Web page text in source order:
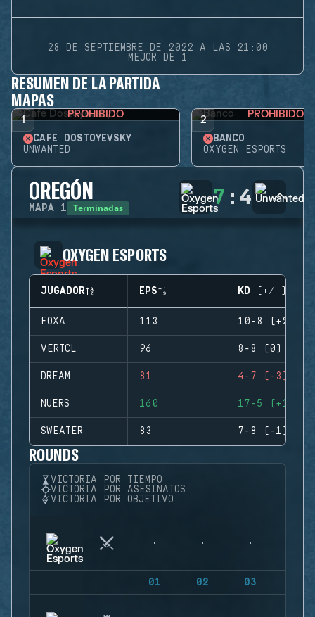
28 DE SEPTIEMBRE DE 2022 A LAS 21:00
MEJOR DE 1
RESUMEN DE LA PARTIDA
MAPAS
1 PROHIBIDO
CAFÉ DOSTOYEVSKY
UNWANTED
2 PROHIBIDO
BANCO
OXYGEN ESPORTS
OREGÓN
MAPA 1 Terminadas 7 : 4
OXYGEN ESPORTS
JUGADOR EPS KD (+/-)
FOXA 113 10-8 (+2)
VERTCL 96 8-8 (0)
DREAM 81 4-7 (-3)
NUERS 160 17-5 (+12)
SWEATER 83 7-8 (-1)
ROUNDS
VICTORIA POR TIEMPO
VICTORIA POR ASESINATOS
VICTORIA POR OBJETIVO
01 02 03